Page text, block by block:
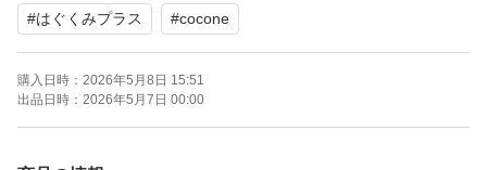
いましたが、ふんわり柔らかくなり大満足で使用していま
す。（あくまでも個人の感想です）
自宅保管のため、神経質な方はご遠慮ください。
どうぞよろしくお願いいたします。
#はぐくみプラス #cocone
購入日時： 2026年5月8日 15:51
出品日時： 2026年5月7日 00:00